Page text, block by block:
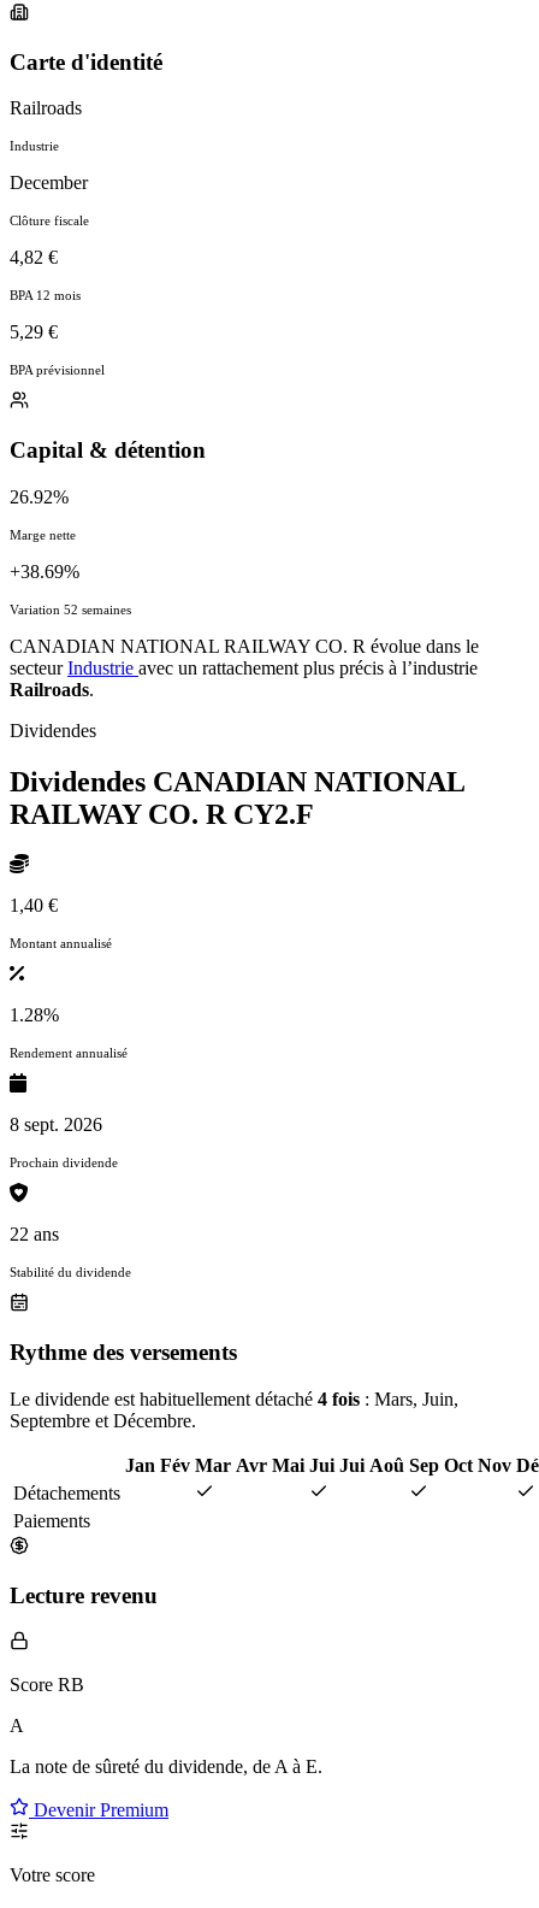
Carte d'identité
Railroads
Industrie
December
Clôture fiscale
4,82 €
BPA 12 mois
5,29 €
BPA prévisionnel
Capital & détention
26.92%
Marge nette
+38.69%
Variation 52 semaines
CANADIAN NATIONAL RAILWAY CO. R évolue dans le
secteurIndustrie avec un rattachement plus précis à l’industrie
Railroads.
Dividendes
Dividendes CANADIAN NATIONAL
RAILWAY CO. R CY2.F
1,40 €
Montant annualisé
1.28%
Rendement annualisé
8 sept. 2026
Prochain dividende
22 ans
Stabilité du dividende
Rythme des versements
Le dividende est habituellement détaché 4 fois : Mars, Juin,
Septembre et Décembre.
Jan Fév Mar Avr Mai Jui Jui Aoû Sep Oct Nov
Détachements
Paiements
Lecture revenu
Score RB
A
La note de sûreté du dividende, de A à E.
Devenir Premium
Votre score